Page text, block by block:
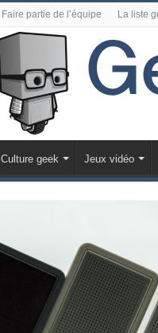
Faire partie de l’équipe La liste
Culture geek Jeux vidéo